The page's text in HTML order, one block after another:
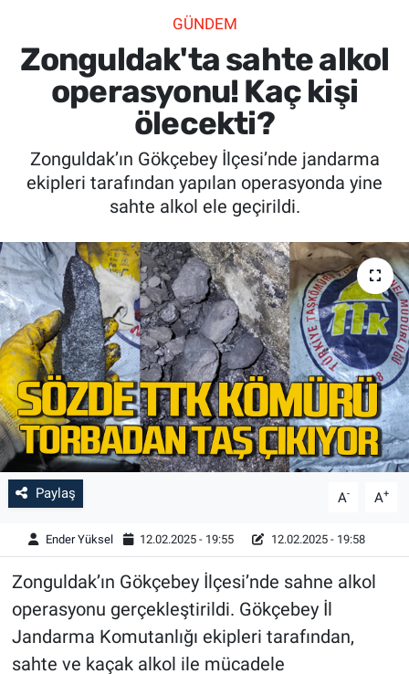
GÜNDEM
Zonguldak'ta sahte alkol
operasyonu! Kaç kişi
ölecekti?
Zonguldak’ın Gökçebey İlçesi’nde jandarma
ekipleri tarafından yapılan operasyonda yine
sahte alkol ele geçirildi.
Paylaş A- A+
Ender Yüksel 12.02.2025 - 19:55 12.02.2025 - 19:58
Zonguldak’ın Gökçebey İlçesi’nde sahne alkol
operasyonu gerçekleştirildi. Gökçebey İl
Jandarma Komutanlığı ekipleri tarafından,
sahte ve kaçak alkol ile mücadele
SPOR